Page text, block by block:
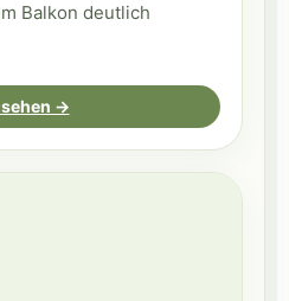
Balkon deutlich
→